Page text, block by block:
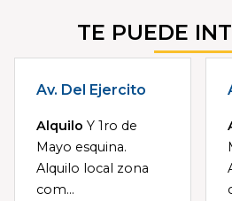
TE PUEDE
Av. Del Ejercito
Alquilo Y 1ro de
Mayo esquina.
Alquilo local zona
com...